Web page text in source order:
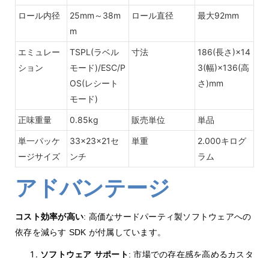
ロール内径
25mm～38m
m
ロール直径 最大92mm
エミュレー
ション
TSPL(ラベル
モード)/ESC/P
OS(レシート
モード)
寸法
186(長さ)×14
3(幅)×136(高
さ)mm
正味重量 0.85kg 販売単位 単品
単一パッケ
ージサイズ
33×23×21セ
ンチ
単重
2.000キログ
ラム
アドバンテージ
コスト効率が高い: 高価なサードパーティ製ソフトウェアへの
依存を減らす SDK が付属しています。
ソフトウェア サポート: 市場での存在感を高めるカスタ